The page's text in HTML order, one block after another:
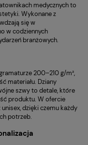
medycznych to
Wykonane z
się w
w codziennych
branżowych.
200–210 g/m²,
materiału. Dziany
szwy to detale, które
produktu. W ofercie
dzięki czemu każdy
potrzeb.